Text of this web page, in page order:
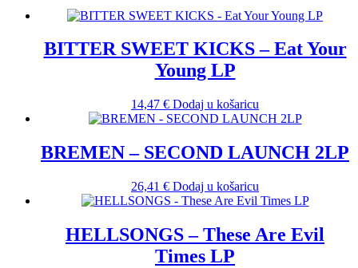
BITTER SWEET KICKS – Eat Your
Young LP
14,47 € Dodaj u košaricu
BREMEN – SECOND LAUNCH 2LP
26,41 € Dodaj u košaricu
HELLSONGS – These Are Evil
Times LP